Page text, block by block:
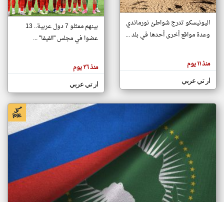
تغيير الدولة
اخبار جزر القمر على مدار الساعة
أهم اخبار جزر القمر العاجلة والمباشرة
هنا عن
وجهة
كاتبيها.
اليونيسكو تدرج شواطئ نورماندي
وعدة مواقع أخرى أحدها في بلد ...
منذ ١١ يوم
ار تي عربي
بينهم ممثلو 7 دول عربية.. 13
عضوا في مجلس "الفيفا" ...
منذ ٢٦ يوم
ار تي عربي
klyoum.com